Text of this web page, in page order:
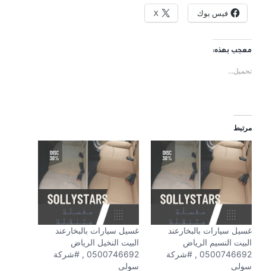
فيس بوك X
معجب بهذه:
تحميل...
مرتبط
غسيل سيارات بالبخارعند
البيت النسيم الرياض
0500746692 , #شركة
سولى
غسيل سيارات بالبخارعند
البيت النخيل الرياض
0500746692 , #شركة
سولى